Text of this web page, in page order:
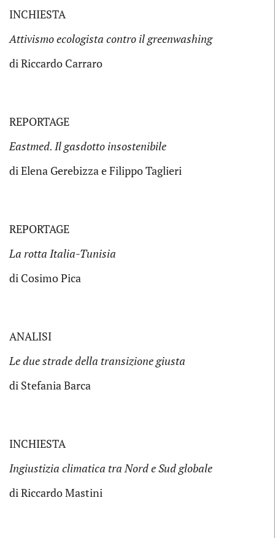
INCHIESTA
Attivismo ecologista contro il greenwashing
di Riccardo Carraro
REPORTAGE
Eastmed. Il gasdotto insostenibile
di Elena Gerebizza e Filippo Taglieri
REPORTAGE
La rotta Italia-Tunisia
di Cosimo Pica
ANALISI
Le due strade della transizione giusta
di Stefania Barca
INCHIESTA
Ingiustizia climatica tra Nord e Sud globale
di Riccardo Mastini